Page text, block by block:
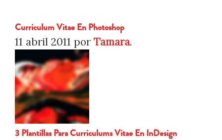
Curriculum Vitae En Photoshop
11 abril 2011 por Tamara.
3 Plantillas Para Curriculums Vitae En InDesign